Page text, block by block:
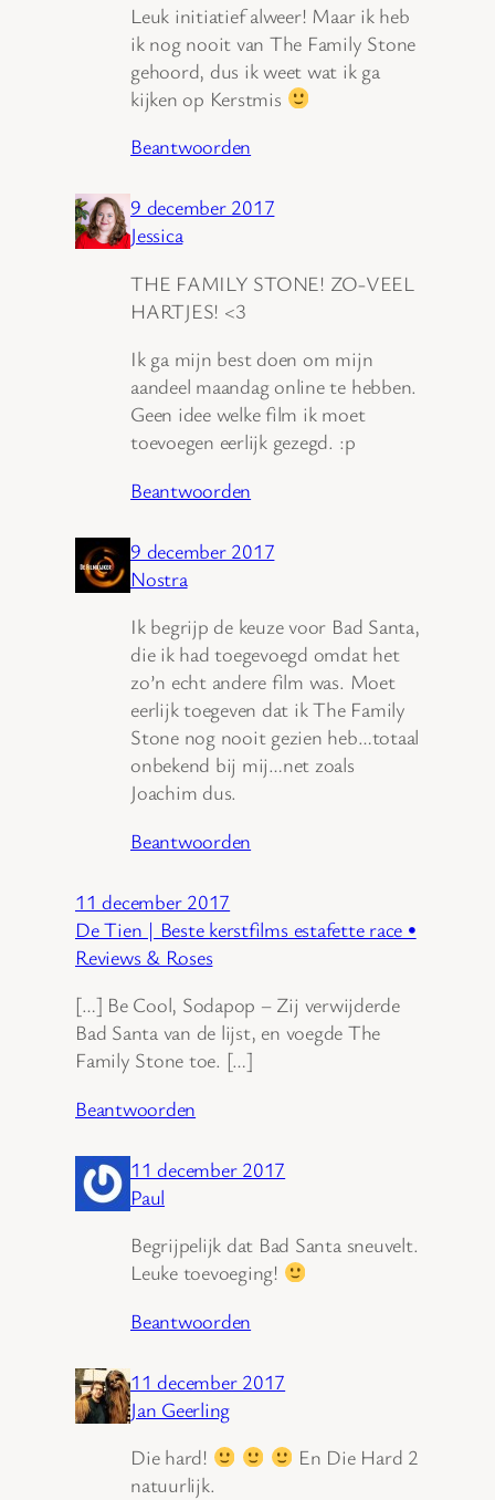
Leuk initiatief alweer! Maar ik heb
ik nog nooit van The Family Stone
gehoord, dus ik weet wat ik ga
kijken op Kerstmis
Beantwoorden
9 december 2017
Jessica
THE FAMILY STONE! ZO-VEEL
HARTJES! <3
Ik ga mijn best doen om mijn
aandeel maandag online te hebben.
Geen idee welke film ik moet
toevoegen eerlijk gezegd. :p
Beantwoorden
9 december 2017
Nostra
Ik begrijp de keuze voor Bad Santa,
die ik had toegevoegd omdat het
zo’n echt andere film was. Moet
eerlijk toegeven dat ik The Family
Stone nog nooit gezien heb…totaal
onbekend bij mij…net zoals
Joachim dus.
Beantwoorden
11 december 2017
De Tien | Beste kerstfilms estafette race •
Reviews & Roses
[…] Be Cool, Sodapop – Zij verwijderde
Bad Santa van de lijst, en voegde The
Family Stone toe. […]
Beantwoorden
11 december 2017
Paul
Begrijpelijk dat Bad Santa sneuvelt.
Leuke toevoeging!
Beantwoorden
11 december 2017
Jan Geerling
Die hard!
En Die Hard 2
natuurlijk.